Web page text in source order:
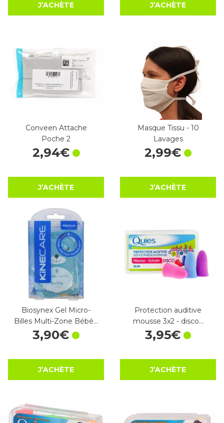
J’ACHÈTE J’ACHÈTE
Conveen Attache
Poche 2
2,94€
J’ACHÈTE
Masque Tissu - 10
Lavages
2,99€
J’ACHÈTE
Biosynex Gel Micro-
Billes Multi-Zone Bébé…
3,90€
J’ACHÈTE
Protection auditive
mousse 3x2 - disco…
3,95€
J’ACHÈTE